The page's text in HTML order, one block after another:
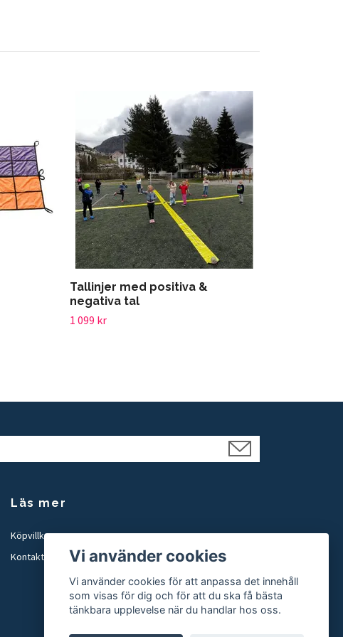
Tallinjer med positiva &
negativa tal
1 099 kr
Läs mer
Köpvillkor
Kontakt
Vi använder cookies
Vi använder cookies för att anpassa det innehåll
som visas för dig och för att du ska få bästa
tänkbara upplevelse när du handlar hos oss.